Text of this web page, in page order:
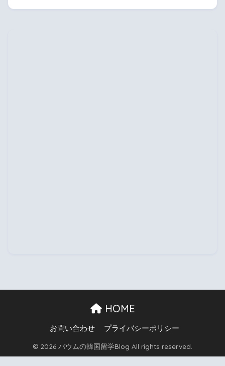
HOME
お問い合わせ プライバシーポリシー
© 2026 バウムの韓国留学Blog All rights reserved.